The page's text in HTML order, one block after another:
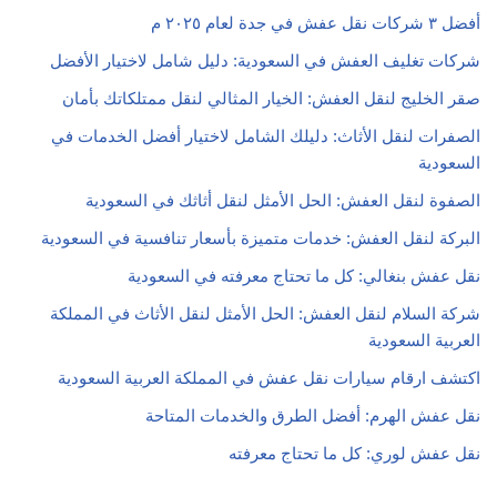
أفضل ٣ شركات نقل عفش في جدة لعام ٢٠٢٥ م
شركات تغليف العفش في السعودية: دليل شامل لاختيار الأفضل
صقر الخليج لنقل العفش: الخيار المثالي لنقل ممتلكاتك بأمان
الصفرات لنقل الأثاث: دليلك الشامل لاختيار أفضل الخدمات في
السعودية
الصفوة لنقل العفش: الحل الأمثل لنقل أثاثك في السعودية
البركة لنقل العفش: خدمات متميزة بأسعار تنافسية في السعودية
نقل عفش بنغالي: كل ما تحتاج معرفته في السعودية
شركة السلام لنقل العفش: الحل الأمثل لنقل الأثاث في المملكة
العربية السعودية
اكتشف ارقام سيارات نقل عفش في المملكة العربية السعودية
نقل عفش الهرم: أفضل الطرق والخدمات المتاحة
نقل عفش لوري: كل ما تحتاج معرفته